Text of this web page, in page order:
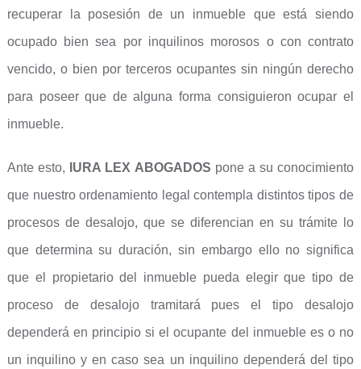
recuperar la posesión de un inmueble que está siendo
ocupado bien sea por inquilinos morosos o con contrato
vencido, o bien por terceros ocupantes sin ningún derecho
para poseer que de alguna forma consiguieron ocupar el
inmueble.
Ante esto, IURA LEX ABOGADOS pone a su conocimiento
que nuestro ordenamiento legal contempla distintos tipos de
procesos de desalojo, que se diferencian en su trámite lo
que determina su duración, sin embargo ello no significa
que el propietario del inmueble pueda elegir que tipo de
proceso de desalojo tramitará pues el tipo desalojo
dependerá en principio si el ocupante del inmueble es o no
un inquilino y en caso sea un inquilino dependerá del tipo